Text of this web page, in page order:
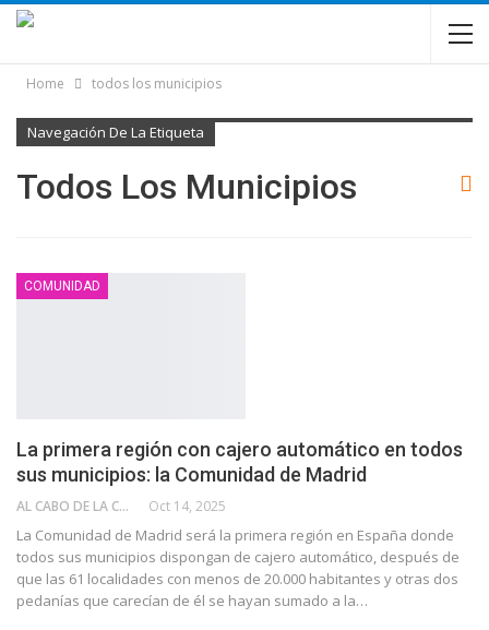
Home todos los municipios
Navegación De La Etiqueta
Todos Los Municipios
COMUNIDAD
La primera región con cajero automático en todos
sus municipios: la Comunidad de Madrid
AL CABO DE LA CALLE Oct 14, 2025
La Comunidad de Madrid será la primera región en España donde
todos sus municipios dispongan de cajero automático, después de
que las 61 localidades con menos de 20.000 habitantes y otras dos
pedanías que carecían de él se hayan sumado a la…